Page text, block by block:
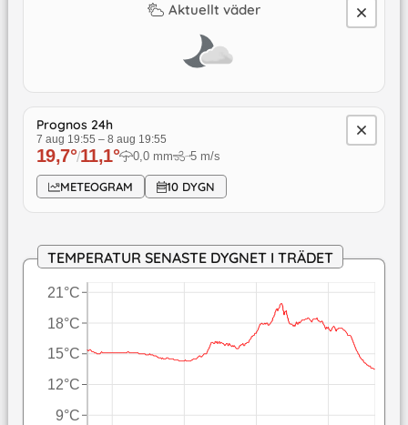
Aktuellt väder
Prognos 24h
7 aug 19:55 – 8 aug 19:55
19,7°/11,1° 0,0 mm ↓5 m/s
METEOGRAM 10 DYGN
TEMPERATUR SENASTE DYGNET I TRÄDET
9°C
12°C
15°C
18°C
21°C